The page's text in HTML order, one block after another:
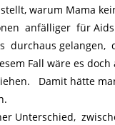
warum Mama
anfälliger für
gelangen,
Fall wäre es
Damit hätte
Unterschied,